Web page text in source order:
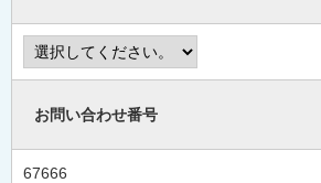
お問い合わせ番号
67666